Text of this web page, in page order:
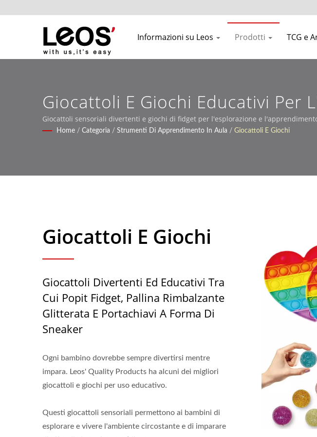
Informazioni su Leos Prodotti TCG e
Giocattoli E Giochi Educativi Per
Giocattoli sensoriali divertenti e giochi di fidget per l'esplorazione e
Home / Categoria / Strumenti Di Apprendimento In Aula / Giocattoli E Giochi
Giocattoli E Giochi
Giocattoli Divertenti Ed Educativi Tra
Cui Popit Fidget, Pallina Rimbalzante
Glitterata E Portachiavi A Forma Di
Sneaker
Ogni bambino dovrebbe sempre divertirsi mentre
impara. Leos' Quality Products ha alcuni dei migliori
giocattoli e giochi per uso educativo.
Questi giocattoli sensoriali permettono ai bambini di
esplorare e vivere l'ambiente circostante e di imparare